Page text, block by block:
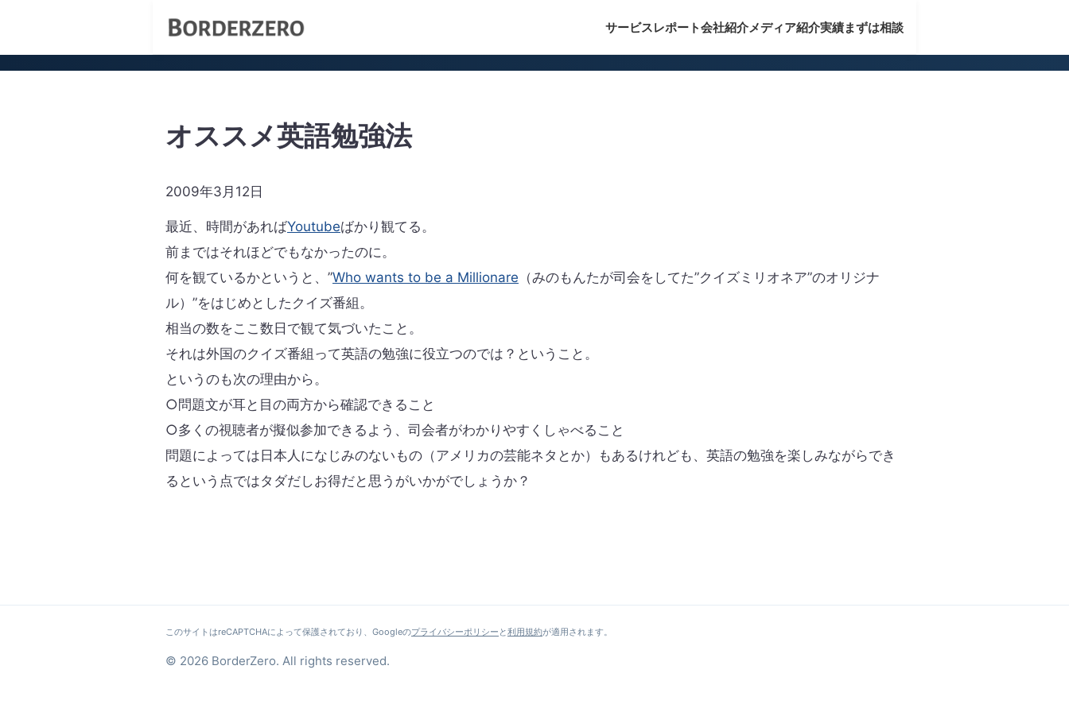
サービスレポート会社紹介メディア紹介実績まずは相談
オススメ英語勉強法
2009年3月12日
最近、時間があればYoutubeばかり観てる。
前まではそれほどでもなかったのに。
何を観ているかというと、”Who wants to be a Millionare （みのもんたが司会をしてた”クイズミリオネア”のオリジナ
ル）”をはじめとしたクイズ番組。
相当の数をここ数日で観て気づいたこと。
それは外国のクイズ番組って英語の勉強に役立つのでは？ということ。
というのも次の理由から。
○問題文が耳と目の両方から確認できること
○多くの視聴者が擬似参加できるよう、司会者がわかりやすくしゃべること
問題によっては日本人になじみのないもの（アメリカの芸能ネタとか）もあるけれども、英語の勉強を楽しみながらでき
るという点ではタダだしお得だと思うがいかがでしょうか？
このサイトはreCAPTCHAによって保護されており、Googleのプライバシーポリシー と利用規約が適用されます。
© 2026 BorderZero. All rights reserved.